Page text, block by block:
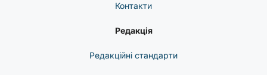
Контакти
Редакція
Редакційні стандарти